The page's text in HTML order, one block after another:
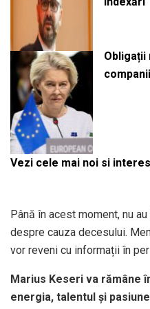
Obligații
companii
Vezi cele mai noi si
Până în acest moment, nu
despre cauza decesului.
vor reveni cu informații în
Marius Keseri va rămâne
energia, talentul și